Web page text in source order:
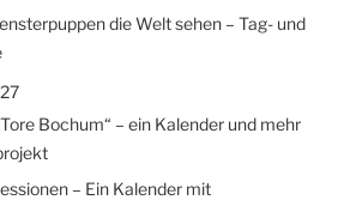
die Welt sehen – Tag- und
Bochum“ – ein Kalender und mehr
– Ein Kalender mit